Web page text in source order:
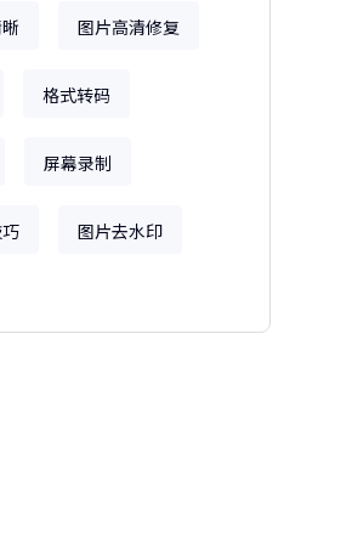
图片高清修复
格式转码
屏幕录制
图片去水印